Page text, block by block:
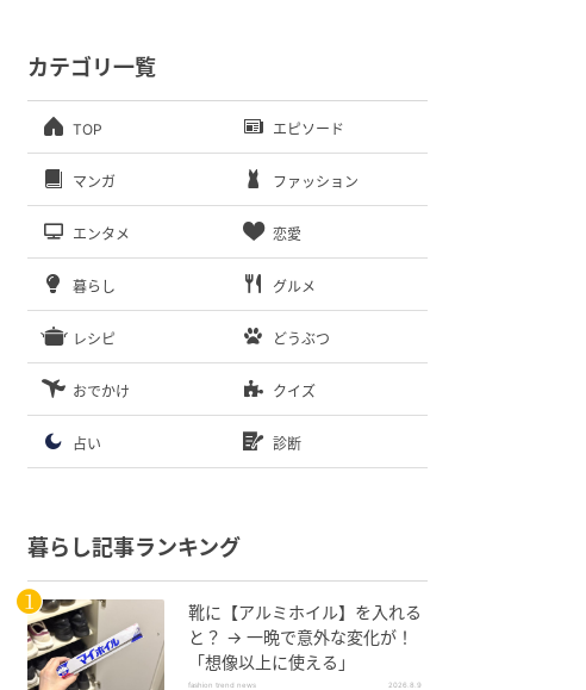
カテゴリ一覧
TOP エピソード
マンガ ファッション
エンタメ 恋愛
暮らし グルメ
レシピ どうぶつ
おでかけ クイズ
占い 診断
暮らし記事ランキング
靴に【アルミホイル】を入れる
と？ → 一晩で意外な変化が！
「想像以上に使える」
fashion trend news 2026.8.9